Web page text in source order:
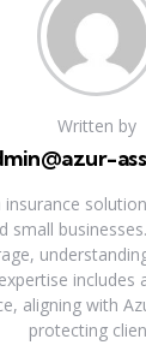
Written by
insurance
small
aligning with
protecting